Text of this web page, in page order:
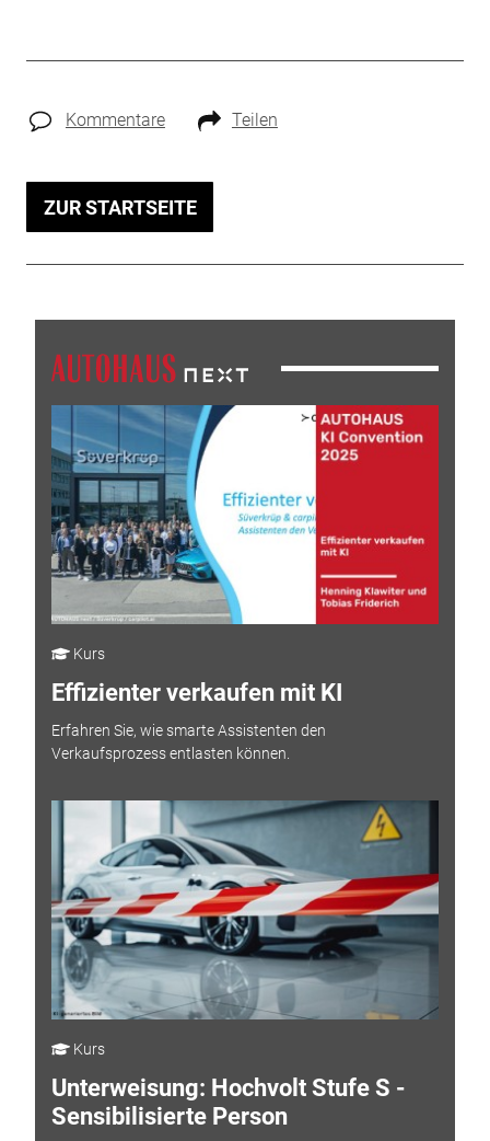
Kommentare Teilen
ZUR STARTSEITE
Kurs
Effizienter verkaufen mit KI
Erfahren Sie, wie smarte Assistenten den
Verkaufsprozess entlasten können.
Kurs
Unterweisung: Hochvolt Stufe S -
Sensibilisierte Person